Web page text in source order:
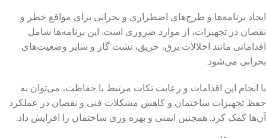
ایجاد برنامه‌ها و طرح‌های اضطراری و بحرانی برای مواقع خطر و
نقصان در تجهیزات، از موارد ضروری است. این برنامه‌ها شامل
اقداماتی مانند اخلالات برق، حریق، نشت گاز و سایر وضعیت‌های
بحرانی می‌شود.
با انجام این اقدامات و رعایت نکات مرتبط با حفاظت، می‌توان به
حفظ تجهیزات ساختمان و کاهش مشکلات فنی و نقصان در عملکرد
آن‌ها کمک کرد. همچنین ایمنی و بهره‌ وری ساختمان را افزایش داد.